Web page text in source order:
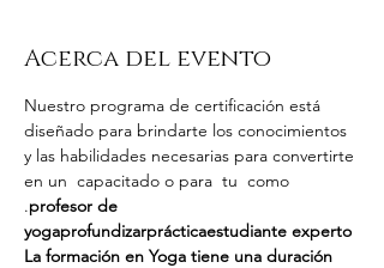
Acerca del evento
Nuestro programa de certificación está
diseñado para brindarte los conocimientos
y las habilidades necesarias para convertirte
en un capacitado o para tu como
.profesor de
yogaprofundizarprácticaestudiante experto
La formación en Yoga tiene una duración